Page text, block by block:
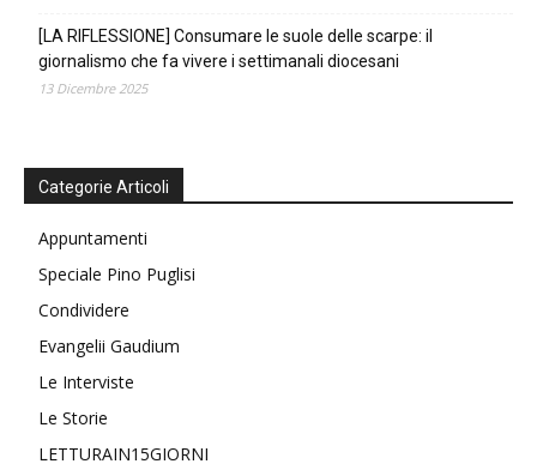
[LA RIFLESSIONE] Consumare le suole delle scarpe: il
giornalismo che fa vivere i settimanali diocesani
13 Dicembre 2025
Categorie Articoli
Appuntamenti
Speciale Pino Puglisi
Condividere
Evangelii Gaudium
Le Interviste
Le Storie
LETTURAIN15GIORNI